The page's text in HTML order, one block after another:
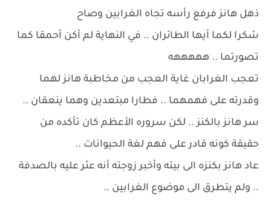
ذهل هانز فرفع رأسه تجاه الغرابين وصاح
شكرا لكما أيها الطائران .. في النهاية لم أكن أحمقا كما
تصورتما .. هههههه
تعجب الغرابان غاية العجب من مخاطبة هانز لهما
وقدرته على فهمهما .. فطارا مبتعدين وهما ينعقان ..
سر هانز بالكنز .. لكن سروره الأعظم كان تأكده من
حقيقة كونه قادر على فهم لغة الحيوانات ..
عاد هانز بكنزه الى بيته وأخبر زوجته أنه عثر عليه بالصدفة
.. ولم يتطرق الى موضوع الغرابين ..